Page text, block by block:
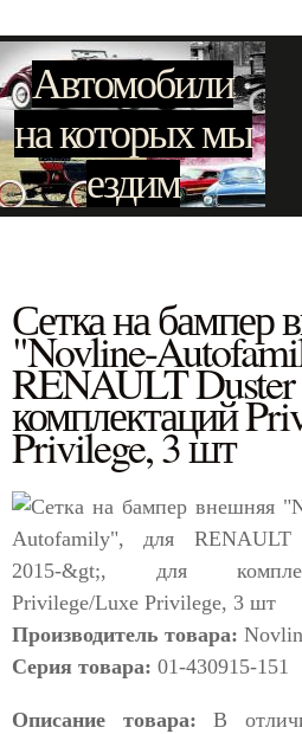
Автомобили
на которых мы
ездим
Сетка на бампер
"Novline-
RENAULT Duster
комплектаций
Privilege, 3 шт
Производитель товара:
Серия товара: 01-430915-151
Описание товара: В